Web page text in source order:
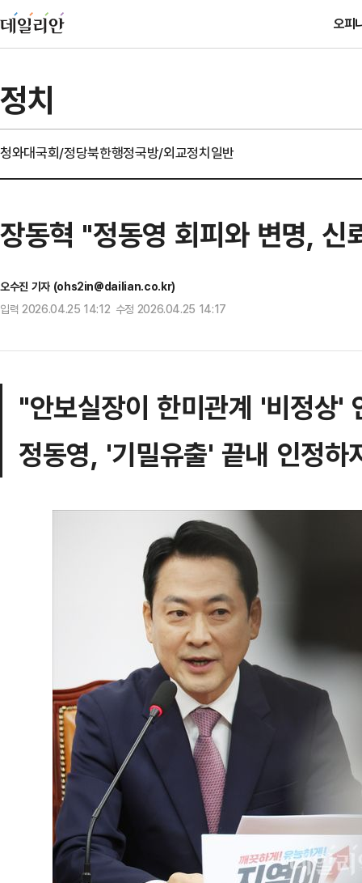
오피
정치
청와대국회/정당북한행정국방/외교정치일반
장동혁 "정동영 회피와 변명,
오수진 기자 (ohs2in@dailian.co.kr)
입력 2026.04.25 14:12 수정 2026.04.25 14:17
"안보실장이 한미관계 '비정상'
정동영, '기밀유출' 끝내 인정하